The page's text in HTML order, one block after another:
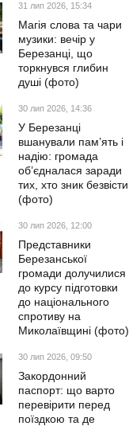
31 лип 2026, 15:34
Магія слова та чари
музики: вечір у
Березанці, що
торкнувся глибин
душі (фото)
30 лип 2026, 14:36
У Березанці
вшанували пам’ять і
надію: громада
об’єдналася заради
тих, хто зник безвісти
(фото)
30 лип 2026, 12:00
Представники
Березанської
громади долучилися
до курсу підготовки
до національного
спротиву на
Миколаївщині (фото)
30 лип 2026, 09:50
Закордонний
паспорт: що варто
перевірити перед
поїздкою та де